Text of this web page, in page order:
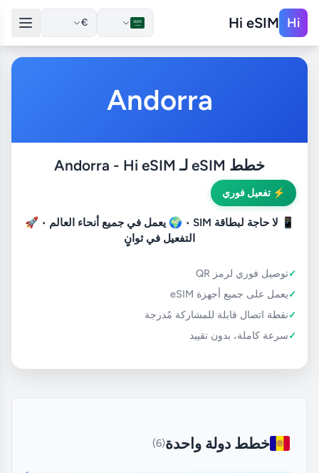
Hi
Hi eSIM
€
Andorra
خطط eSIM لـ Andorra - Hi eSIM
⚡ تفعيل فوري
📱 لا حاجة لبطاقة SIM • 🌍يعمل في جميع أنحاء العالم • 🚀
التفعيل في ثوانٍ
توصيل فوري لرمز QR
يعمل على جميع أجهزة eSIM
نقطة اتصال قابلة للمشاركة مُدرجة
سرعة كاملة، بدون تقييد
خطط دولة واحدة(6)